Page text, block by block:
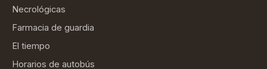
Necrológicas
Farmacia de guardia
El tiempo
Horarios de autobús